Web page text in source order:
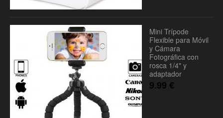
Mini Trípode
Flexible para Móvil
y Cámara
Fotográfica con
rosca 1/4" y
adaptador
9.99 €